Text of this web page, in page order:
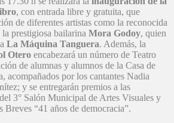
, con entrada libre y gratuita, que
de diferentes artistas como la reconocida
la prestigiosa bailarina Mora Godoy, quien
La Máquina Tanguera. Además, la
Otero encabezará un número de Teatro
de alumnas y alumnos de la Casa de
acompañados por los cantantes Nadia
y se entregarán premios a las
3° Salón Municipal de Artes Visuales y
Breves “41 años de democracia”.